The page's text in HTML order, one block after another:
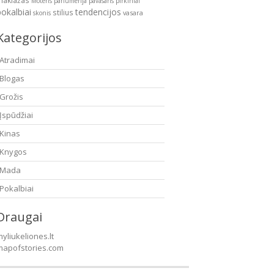
skonis stilius tendencijos vasara